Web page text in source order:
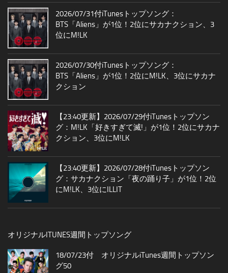
2026/07/31付iTunesトップソング：
BTS「Aliens」が1位！2位にサカナクション、3
位にM!LK
2026/07/30付iTunesトップソング：
BTS「Aliens」が1位！2位にM!LK、3位にサカナ
クション
【23:40更新】2026/07/29付iTunesトップソン
グ：M!LK「好きすぎて滅!」が1位！2位にサカナ
クション、3位にM!LK
【23:40更新】2026/07/28付iTunesトップソン
グ：サカナクション「夜の踊り子」が1位！2位
にM!LK、3位にILLIT
オリジナルITUNES週間トップソング
18/07/23付 オリジナルiTunes週間トップソン
グ50